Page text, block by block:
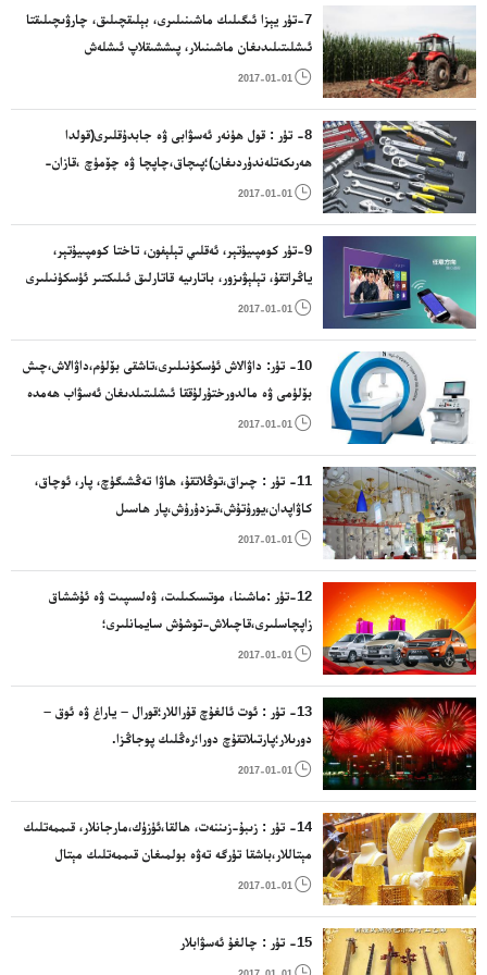
سايمانلىرى؛ ئۇششاق مېتال بويۇملىرى؛مېتال تۇ
7-تۈر يېزا ئىگىلىك ماشىنىلىرى، بېلىقچىلىق، چارۋىچىلىقتا
ئىشلىتىلىدىغان ماشىنىلار، پىششىقلاپ ئىشلەش
ئۈسكۈنىلىرى، زاۋۇت ئۈسكۈنىلىرى، كىرئالغۇ،ھەرخىل

2017-01-01
8- تۈر : قول ھۈنەر ئەسۋابى ۋە جابدۇقلىرى(قولدا
ھەرىكەتلەندۈردىغان)؛پىچاق،چاپچا ۋە چۆمۈچ ،قازان-
قۇمۇچ،قاچا-قۇچىلار؛يان قورال؛سەتراچلىقتا ئىشلىتىلىدىغان

2017-01-01
9-تۈر كومپىيۇتېر، ئەقلىي تېلېفون، تاختا كومپىيۇتېر،
ياڭراتقۇ، تېلېۋىزور، باتارىيە قاتارلىق ئىلىكتىر ئۈسكۈنىلىرى

2017-01-01
10- تۈر: داۋالاش ئۈسكۈنىلىرى،تاشقى بۆلۈم،داۋالاش،چىش
بۆلۈمى ۋە مالدورختۇرلۇققا ئىشلىتىلدىغان ئەسۋاب ھەمدە
ماشىنا،يالغان پۇت – قول ۋە يالغان چىش؛شەكىل تۈزەش

2017-01-01
11- تۈر : چىراق،توڭلاتقۇ، ھاۋا تەڭشىگۈچ، پار، ئوچاق،
كاۋاپدان،يورۇتۇش،قىزدۇرۇش،پار ھاسىل
قىلىش،ئاشپەزلىك،سوغۇق ساقلاش، قورۇتۇش ، ھاۋا

2017-01-01
12-تۈر :ماشىنا، موتسىكىلىت، ۋەلسىپىت ۋە ئۇششاق
زاپچاسلىرى،قاچىلاش-توشۇش سايمانلىرى؛
قۇرۇقلۇق،ھاۋا،دېڭىزدا ئىشلىتلىدىغان قاچىلاش - توشۇش

2017-01-01
13- تۈر : ئوت ئالغۇچ قۇراللار؛قورال – ياراغ ۋە ئوق –
دورىلار؛پارتىلاتقۇچ دورا؛رەڭلىك پوجاڭزا.

2017-01-01
14- تۈر : زىبۇ-زىننەت، ھالقا،ئۈزۈك،مارجانلار، قىممەتلىك
مېتاللار،باشقا تۈرگە تەۋە بولمىغان قىممەتلىك مېتال
بويۇملار ياكى ھەل بىرىلگەن قىممەتلىك مېتاللار بويۇملىرى؛
ھېسابلاش ئەسۋابى

2017-01-01
15- تۈر : چالغۇ ئەسۋابلار